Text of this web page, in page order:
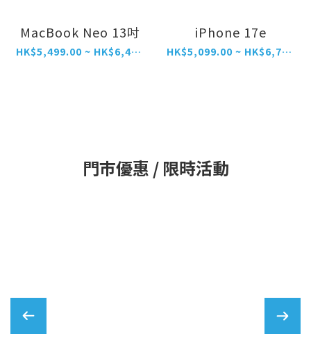
MacBook Neo 13吋
HK$5,499.00 ~ HK$6,499.00
iPhone 17e
HK$5,099.00 ~ HK$6,799.00
門巿優惠 / 限時活動